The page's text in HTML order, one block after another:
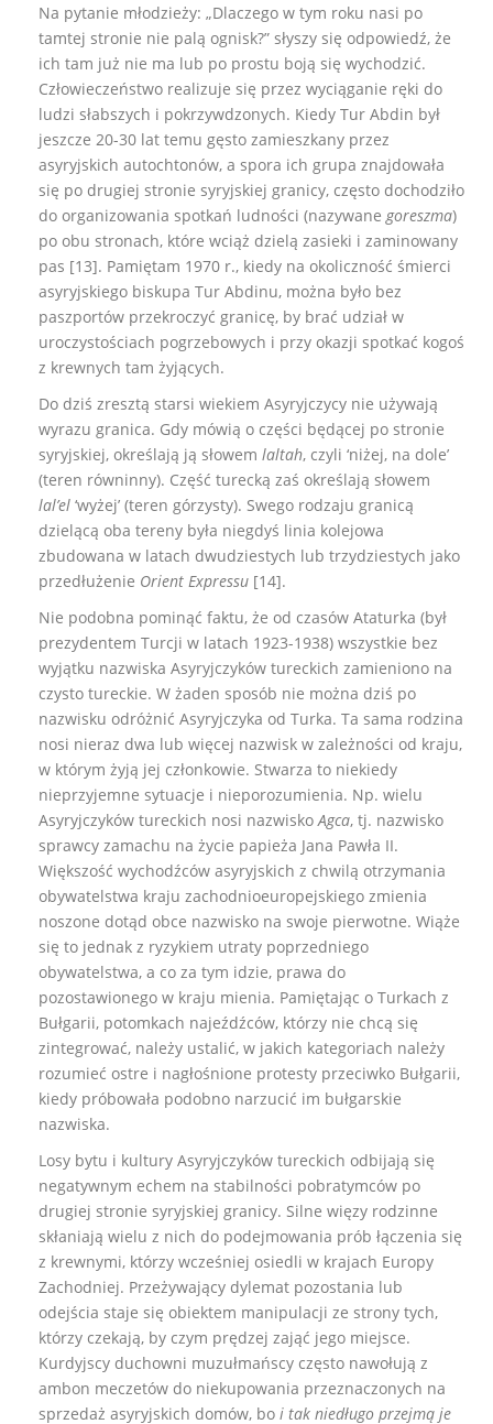
Na pytanie młodzieży: „Dlaczego w tym roku nasi po
tamtej stronie nie palą ognisk?” słyszy się odpowiedź, że
ich tam już nie ma lub po prostu boją się wychodzić.
Człowieczeństwo realizuje się przez wyciąganie ręki do
ludzi słabszych i pokrzywdzonych. Kiedy Tur Abdin był
jeszcze 20-30 lat temu gęsto zamieszkany przez
asyryjskich autochtonów, a spora ich grupa znajdowała
się po drugiej stronie syryjskiej granicy, często dochodziło
do organizowania spotkań ludności (nazywanegoreszma)
po obu stronach, które wciąż dzielą zasieki i zaminowany
pas [13]. Pamiętam 1970 r., kiedy na okoliczność śmierci
asyryjskiego biskupa Tur Abdinu, można było bez
paszportów przekroczyć granicę, by brać udział w
uroczystościach pogrzebowych i przy okazji spotkać kogoś
z krewnych tam żyjących.
Do dziś zresztą starsi wiekiem Asyryjczycy nie używają
wyrazu granica. Gdy mówią o części będącej po stronie
syryjskiej, określają ją słowem laltah, czyli ‘niżej, na dole’
(teren równinny). Część turecką zaś określają słowem
lal’el ‘wyżej’ (teren górzysty). Swego rodzaju granicą
dzielącą oba tereny była niegdyś linia kolejowa
zbudowana w latach dwudziestych lub trzydziestych jako
przedłużenie Orient Expressu [14].
Nie podobna pominąć faktu, że od czasów Ataturka (był
prezydentem Turcji w latach 1923-1938) wszystkie bez
wyjątku nazwiska Asyryjczyków tureckich zamieniono na
czysto tureckie. W żaden sposób nie można dziś po
nazwisku odróżnić Asyryjczyka od Turka. Ta sama rodzina
nosi nieraz dwa lub więcej nazwisk w zależności od kraju,
w którym żyją jej członkowie. Stwarza to niekiedy
nieprzyjemne sytuacje i nieporozumienia. Np. wielu
Asyryjczyków tureckich nosi nazwiskoAgca, tj. nazwisko
sprawcy zamachu na życie papieża Jana Pawła II.
Większość wychodźców asyryjskich z chwilą otrzymania
obywatelstwa kraju zachodnioeuropejskiego zmienia
noszone dotąd obce nazwisko na swoje pierwotne. Wiąże
się to jednak z ryzykiem utraty poprzedniego
obywatelstwa, a co za tym idzie, prawa do
pozostawionego w kraju mienia. Pamiętając o Turkach z
Bułgarii, potomkach najeźdźców, którzy nie chcą się
zintegrować, należy ustalić, w jakich kategoriach należy
rozumieć ostre i nagłośnione protesty przeciwko Bułgarii,
kiedy próbowała podobno narzucić im bułgarskie
nazwiska.
Losy bytu i kultury Asyryjczyków tureckich odbijają się
negatywnym echem na stabilności pobratymców po
drugiej stronie syryjskiej granicy. Silne więzy rodzinne
skłaniają wielu z nich do podejmowania prób łączenia się
z krewnymi, którzy wcześniej osiedli w krajach Europy
Zachodniej. Przeżywający dylemat pozostania lub
odejścia staje się obiektem manipulacji ze strony tych,
którzy czekają, by czym prędzej zająć jego miejsce.
Kurdyjscy duchowni muzułmańscy często nawołują z
ambon meczetów do niekupowania przeznaczonych na
sprzedaż asyryjskich domów, bo i tak niedługo przejmą je